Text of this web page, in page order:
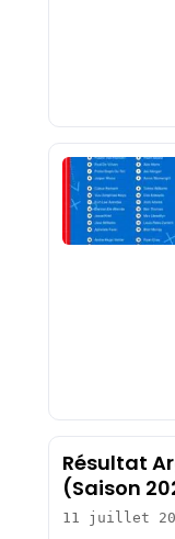
Résultat
(Saison
11 juillet